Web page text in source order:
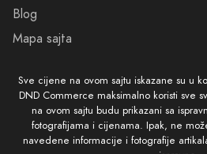
Blog
Mapa sajta
Sve cijene na ovom sajtu iskazane su u
DND Commerce maksimalno koristi sve
na ovom sajtu budu prikazani sa
fotografijama i cijenama. Ipak, ne
navedene informacije i fotografije